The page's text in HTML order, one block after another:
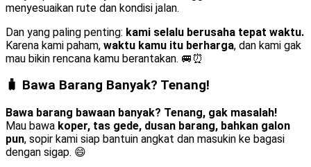
menyesuaikan rute dan kondisi jalan.
Dan yang paling penting: kami selalu berusaha tepat waktu.
Karena kami paham, waktu kamu itu berharga, dan kami gak
mau bikin rencana kamu berantakan. 🚐⏰
🧳 Bawa Barang Banyak? Tenang!
Bawa barang bawaan banyak? Tenang, gak masalah!
Mau bawa koper, tas gede, dusan barang, bahkan galon
pun, sopir kami siap bantuin angkat dan masukin ke bagasi
dengan sigap. 😄